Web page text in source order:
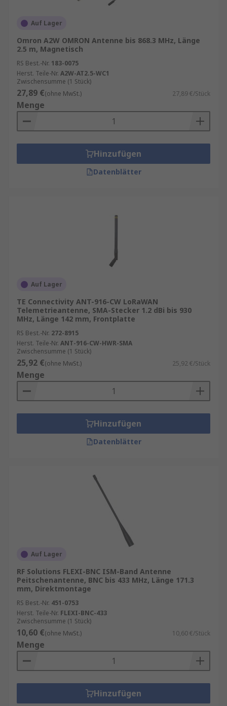
Auf Lager
Omron A2W OMRON Antenne bis 868.3 MHz, Länge
2.5 m, Magnetisch
RS Best.-Nr. 183-0075
Herst. Teile-Nr. A2W-AT2.5-WC1
Zwischensumme (1 Stück)
27,89 €(ohne MwSt.) 27,89 €/Stück
Menge
Hinzufügen
Datenblätter
Auf Lager
TE Connectivity ANT-916-CW LoRaWAN
Telemetrieantenne, SMA-Stecker 1.2 dBi bis 930
MHz, Länge 142 mm, Frontplatte
RS Best.-Nr. 272-8915
Herst. Teile-Nr. ANT-916-CW-HWR-SMA
Zwischensumme (1 Stück)
25,92 €(ohne MwSt.) 25,92 €/Stück
Menge
Hinzufügen
Datenblätter
Auf Lager
RF Solutions FLEXI-BNC ISM-Band Antenne
Peitschenantenne, BNC bis 433 MHz, Länge 171.3
mm, Direktmontage
RS Best.-Nr. 451-0753
Herst. Teile-Nr. FLEXI-BNC-433
Zwischensumme (1 Stück)
10,60 €(ohne MwSt.) 10,60 €/Stück
Menge
Hinzufügen